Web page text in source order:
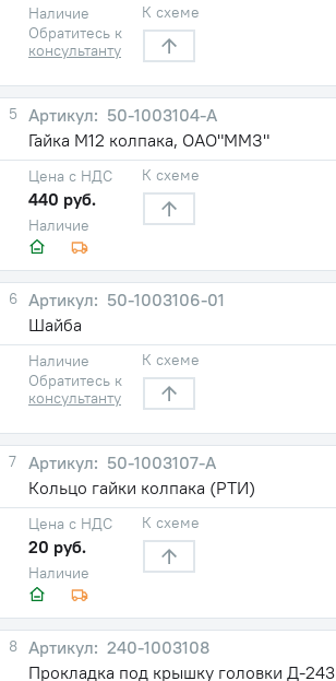
Наличие
Обратитесь к
консультанту
К схеме
5
50-1003104-А
Гайка М12 колпака, ОАО"ММЗ"
Наличие
Цена с НДС
440 руб.
К схеме
6
50-1003106-01
Шайба
Наличие
Обратитесь к
консультанту
К схеме
7
50-1003107-А
Кольцо гайки колпака (РТИ)
Наличие
Цена с НДС
20 руб.
К схеме
8
240-1003108
Прокладка под крышку головки Д-243